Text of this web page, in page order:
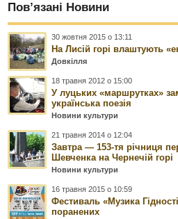
Пов’язані Новини
30 жовтня 2015 о 13:11
На Лисій горі влаштують
Довкілля
18 травня 2012 о 15:00
У луцьких «маршрутках»
українська поезія
Новини культури
21 травня 2014 о 12:04
Завтра — 153-тя річниця
Шевченка на Чернечій горі
Новини культури
16 травня 2015 о 10:59
Фестиваль «Музика
поранених